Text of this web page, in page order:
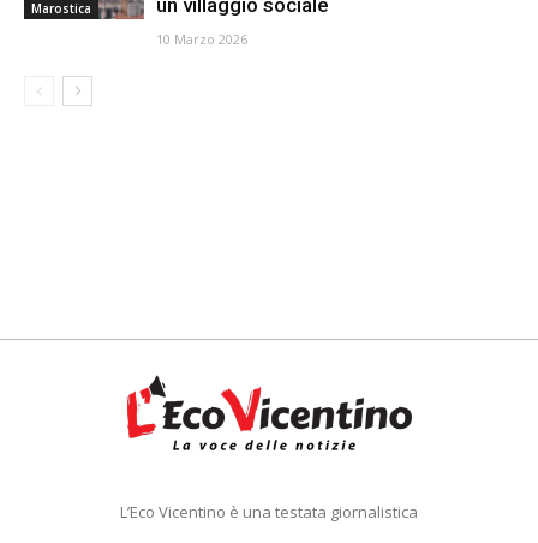
Marostica
un villaggio sociale
10 Marzo 2026
L’Eco Vicentino è una testata giornalistica